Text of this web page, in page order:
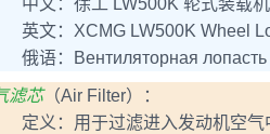
：徐工 LW500K 轮式装载机
：XCMG LW500K Wheel
：Вентиляторная лопасть
滤芯（Air Filter）：
：用于过滤进入发动机空气中